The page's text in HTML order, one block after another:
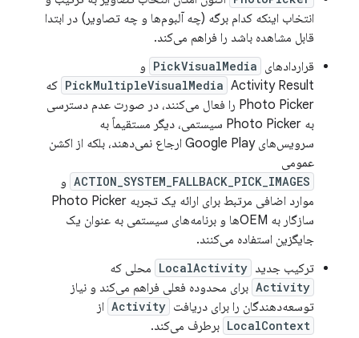
انتخاب اینکه کدام برگه (چه آلبوم‌ها و چه تصاویر) در ابتدا
قابل مشاهده باشد را فراهم می‌کند.
قراردادهای PickVisualMedia و
PickMultipleVisualMedia Activity Result که
Photo Picker را فعال می‌کنند، در صورت عدم دسترسی
به Photo Picker سیستمی، دیگر مستقیماً به
سرویس‌های Google Play ارجاع نمی‌دهند، بلکه از اکشن
عمومی
ACTION_SYSTEM_FALLBACK_PICK_IMAGES و
موارد اضافی مرتبط برای ارائه یک تجربه Photo Picker
سازگار به OEMها و برنامه‌های سیستمی به عنوان یک
جایگزین استفاده می‌کنند.
ترکیب جدید LocalActivity محلی که
Activity برای محدوده فعلی فراهم می‌کند و نیاز
توسعه‌دهندگان را برای دریافت Activity از
LocalContext برطرف می‌کند.